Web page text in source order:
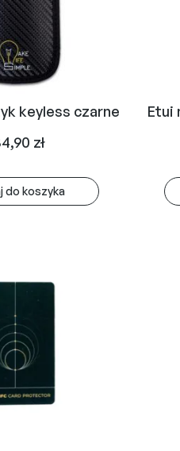
keyless czarne
zł
do koszyka
Etui